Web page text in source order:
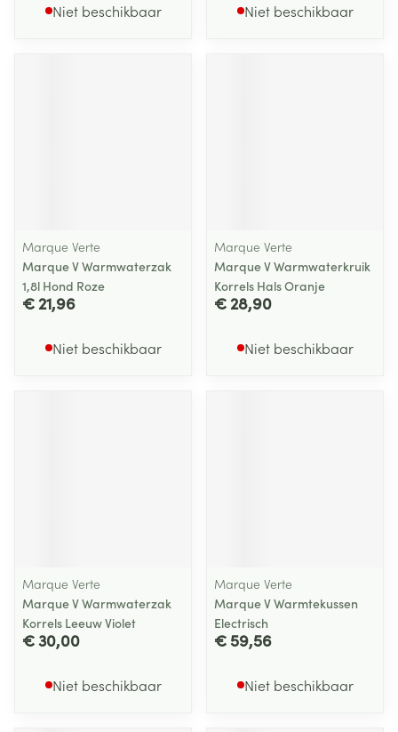
Niet beschikbaar Niet beschikbaar
Marque Verte
Marque V Warmwaterzak
1,8l Hond Roze
€ 21,96
Niet beschikbaar
Marque Verte
Marque V Warmwaterkruik
Korrels Hals Oranje
€ 28,90
Niet beschikbaar
Marque Verte
Marque V Warmwaterzak
Korrels Leeuw Violet
€ 30,00
Niet beschikbaar
Marque Verte
Marque V Warmtekussen
Electrisch
€ 59,56
Niet beschikbaar